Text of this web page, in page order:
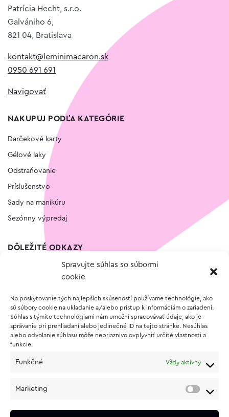
Spravujte súhlas so súbormi
cookie
Na poskytovanie tých najlepších skúseností používame technológie, ako
sú súbory cookie na ukladanie a/alebo prístup k informáciám o zariadení.
Súhlas s týmito technológiami nám umožní spracovávať údaje, ako je
správanie pri prehliadaní alebo jedinečné ID na tejto stránke. Nesúhlas
alebo odvolanie súhlasu môže nepriaznivo ovplyvniť určité vlastnosti a
funkcie.
Funkčné Vždy aktívny
Marketing
Patrícia Hecht, s.r.o.
Galvániho 6,
821 04, Bratislava
kontakt@leminimacaron.sk
0950 691 691
Navigovať
NAKUPUJ PODĽA KATEGÓRIE
Darčekové karty
Gélové laky
Odstraňovanie
Príslušenstvo
Sady na manikúru
Sezónny výpredaj
DÔLEŽITÉ ODKAZY
Vernostný program
O NÁKUPE
Vrátenie a reklamácia tovaru